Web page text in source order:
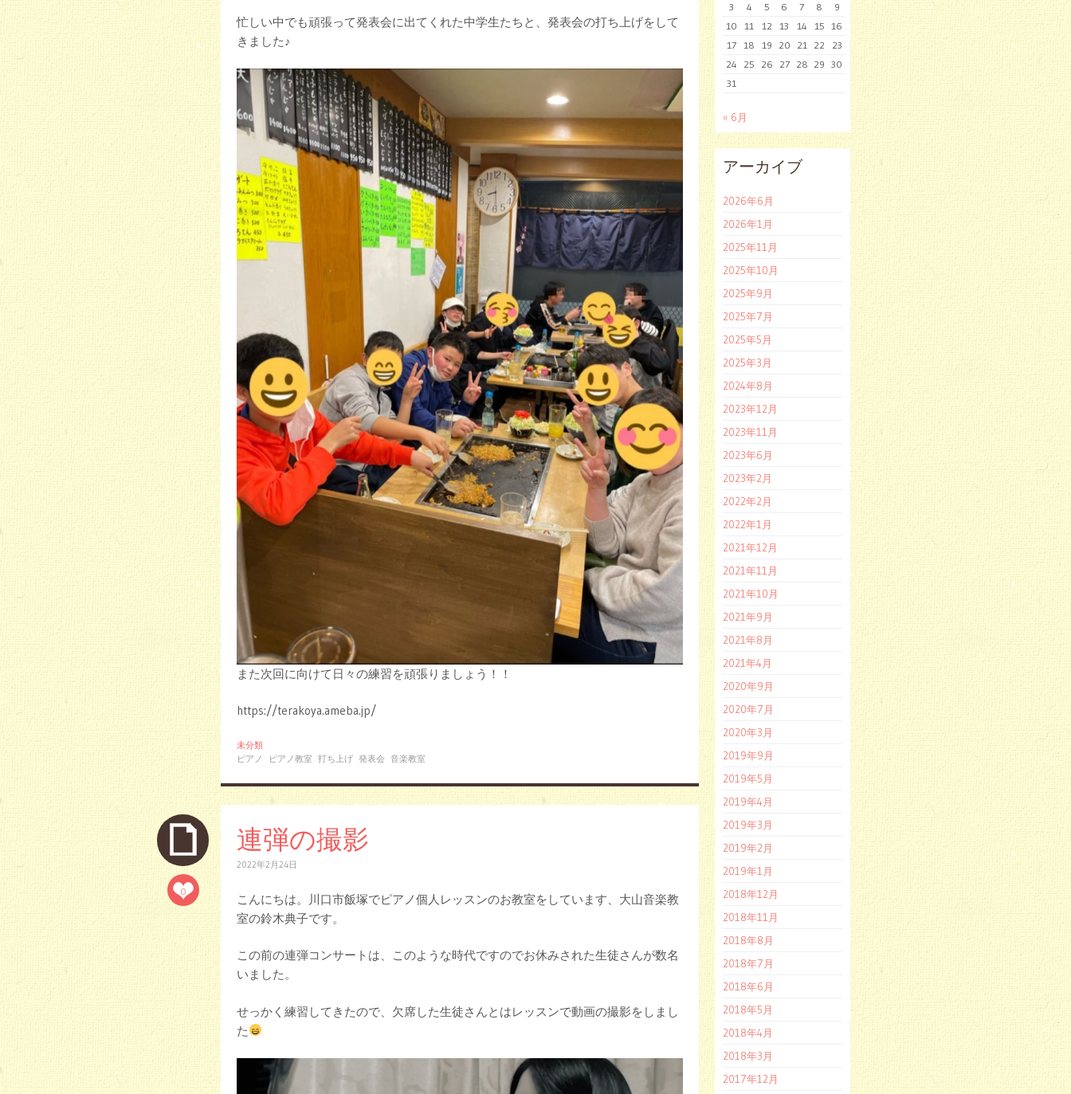
忙しい中でも頑張って発表会に出てくれた中学生たちと、発表会の打ち上げをして
きました♪
また次回に向けて日々の練習を頑張りましょう！！
https://terakoya.ameba.jp/
未分類
ピアノ
ピアノ教室 打ち上げ 発表会 音楽教室
0
連弾の撮影
2022年2月24日
こんにちは。川口市飯塚でピアノ個人レッスンのお教室をしています、大山音楽教
室の鈴木典子です。
この前の連弾コンサートは、このような時代ですのでお休みされた生徒さんが数名
いました。
せっかく練習してきたので、欠席した生徒さんとはレッスンで動画の撮影をしまし
た
3
4 5 6 7 8
9
10
11 12 13 14 15 16
17 18 19 20 21 22
23
24
25 26 27 28 29 30
31
« 6月
アーカイブ
2026年6月
2026年1月
2025年11月
2025年10月
2025年9月
2025年7月
2025年5月
2025年3月
2024年8月
2023年12月
2023年11月
2023年6月
2023年2月
2022年2月
2022年1月
2021年12月
2021年11月
2021年10月
2021年9月
2021年8月
2021年4月
2020年9月
2020年7月
2020年3月
2019年9月
2019年5月
2019年4月
2019年3月
2019年2月
2019年1月
2018年12月
2018年11月
2018年8月
2018年7月
2018年6月
2018年5月
2018年4月
2018年3月
2017年12月